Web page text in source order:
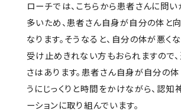
ローチでは、こちらから患者さんに問
多いため、患者さん自身が自分の体と
なります。そうなると、自分の体が悪く
受け止めきれない方もおられますので
さはあります。患者さん自身が自分の体
うにじっくりと時間をかけながら、認知
ーションに取り組んでいます。